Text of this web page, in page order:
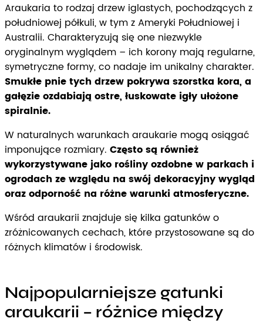
Araukaria to rodzaj drzew iglastych, pochodzących z
południowej półkuli, w tym z Ameryki Południowej i
Australii. Charakteryzują się one niezwykle
oryginalnym wyglądem – ich korony mają regularne,
symetryczne formy, co nadaje im unikalny charakter.
Smukłe pnie tych drzew pokrywa szorstka kora, a
gałęzie ozdabiają ostre, łuskowate igły ułożone
spiralnie.
W naturalnych warunkach araukarie mogą osiągać
imponujące rozmiary. Często są również
wykorzystywane jako rośliny ozdobne w parkach i
ogrodach ze względu na swój dekoracyjny wygląd
oraz odporność na różne warunki atmosferyczne.
Wśród araukarii znajduje się kilka gatunków o
zróżnicowanych cechach, które przystosowane są do
różnych klimatów i środowisk.
Najpopularniejsze gatunki
araukarii – różnice między